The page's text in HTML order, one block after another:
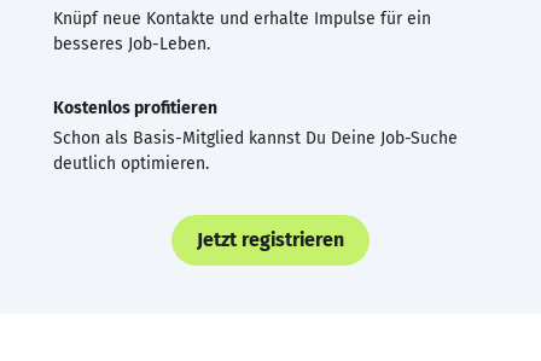
Knüpf neue Kontakte und erhalte Impulse für ein
besseres Job-Leben.
Kostenlos profitieren
Schon als Basis-Mitglied kannst Du Deine Job-Suche
deutlich optimieren.
Jetzt registrieren